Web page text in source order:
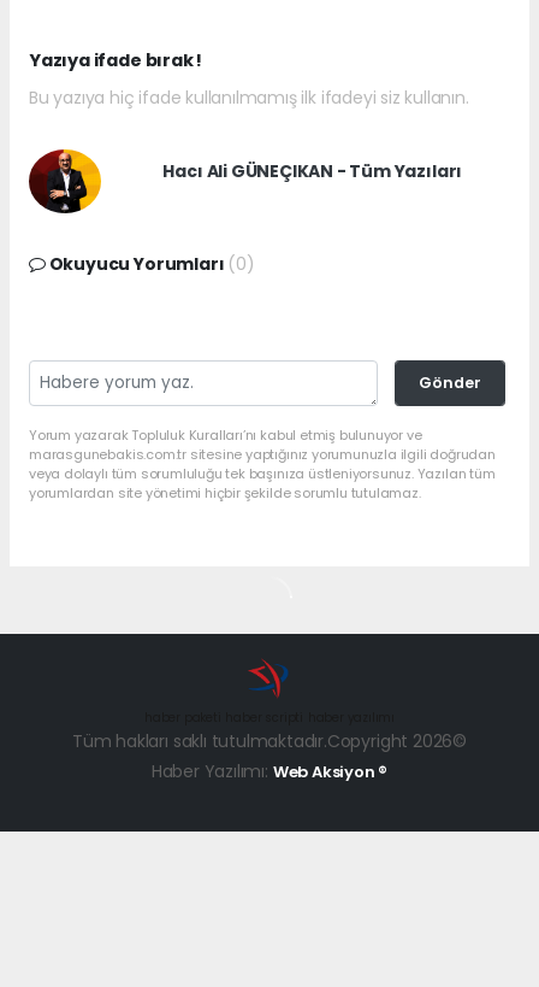
Yazıya ifade bırak !
Bu yazıya hiç ifade kullanılmamış ilk ifadeyi siz kullanın.
Hacı Ali GÜNEÇIKAN - Tüm Yazıları
Okuyucu Yorumları (0)
Gönder
Yorum yazarak Topluluk Kuralları’nı kabul etmiş bulunuyor ve
marasgunebakis.com.tr sitesine yaptığınız yorumunuzla ilgili doğrudan
veya dolaylı tüm sorumluluğu tek başınıza üstleniyorsunuz. Yazılan tüm
yorumlardan site yönetimi hiçbir şekilde sorumlu tutulamaz.
Tüm hakları saklı tutulmaktadır.Copyright 2026©
Haber Yazılımı: Web Aksiyon ®